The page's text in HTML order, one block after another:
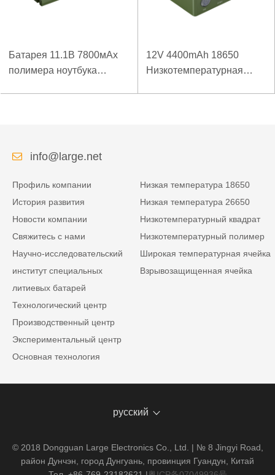
Батарея 11.1В 7800мАх
полимера ноутбука
12V 4400mAh 18650
Низкотемпературная
info@large.net
Профиль компании
История развития
Новости компании
Свяжитесь с нами
Научно-исследовательский
институт специальных
литиевых батарей
Технологический центр
Производственный центр
Экспериментальный центр
Основная технология
Низкая температура 18650
Низкая температура 26650
Низкотемпературный квадрат
Низкотемпературный полимер
Широкая температурная ячейка
Взрывозащищенная ячейка
русский
© 2018 Dongguan Large Electronics Co., Ltd. | № 8 Jingyi Road,
район Дунчэн, город Дунгуань, провинция Гуандун, Китай